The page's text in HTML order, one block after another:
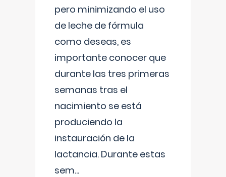
pero minimizando el uso
de leche de fórmula
como deseas, es
importante conocer que
durante las tres primeras
semanas tras el
nacimiento se está
produciendo la
instauración de la
lactancia. Durante estas
sem...